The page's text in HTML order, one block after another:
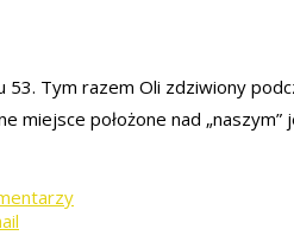
Tym razem Oli zdziwiony
miejsce położone nad „naszym”